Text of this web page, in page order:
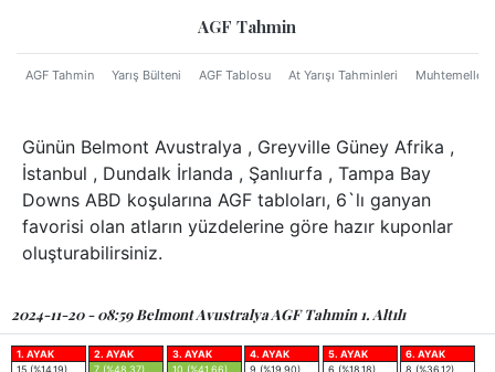
AGF Tahmin
AGF Tahmin Yarış Bülteni AGF Tablosu At Yarışı Tahminleri Muhtemeller
Günün Belmont Avustralya , Greyville Güney Afrika ,
İstanbul , Dundalk İrlanda , Şanlıurfa , Tampa Bay
Downs ABD koşularına AGF tabloları, 6`lı ganyan
favorisi olan atların yüzdelerine göre hazır kuponlar
oluşturabilirsiniz.
2024-11-20 - 08:59 Belmont Avustralya AGF Tahmin 1. Altılı
1. AYAK
15 (%14.19)
2. AYAK
7 (%48.37)
3. AYAK
10 (%41.66)
4. AYAK
9 (%19.90)
5. AYAK
6 (%18.18)
6. AYAK
8 (%36.12)